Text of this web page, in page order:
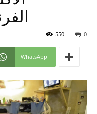
0
550
WhatsApp